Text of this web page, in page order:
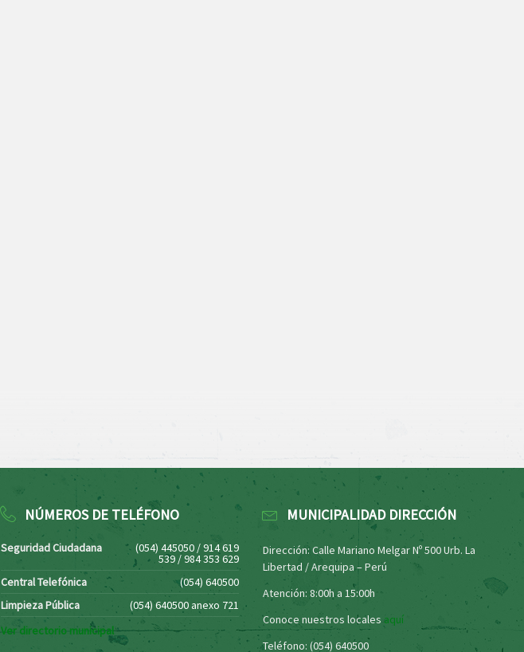
NÚMEROS DE TELÉFONO
Seguridad Ciudadana (054) 445050 / 914 619
539 / 984 353 629
Central Telefónica
(054) 640500
Limpieza Pública
(054) 640500 anexo 721
Ver directorio municipal
MUNICIPALIDAD DIRECCIÓN
Dirección: Calle Mariano Melgar Nº 500 Urb. La
Libertad / Arequipa – Perú
Atención: 8:00h a 15:00h
Conoce nuestros locales aquí
Teléfono: (054) 640500